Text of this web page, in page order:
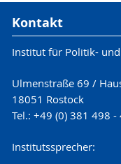
Kontakt
Institut für Politik-
Ulmenstraße 69 /
18051 Rostock
Tel.: +49 (0) 381 498 -
Institutssprecher: